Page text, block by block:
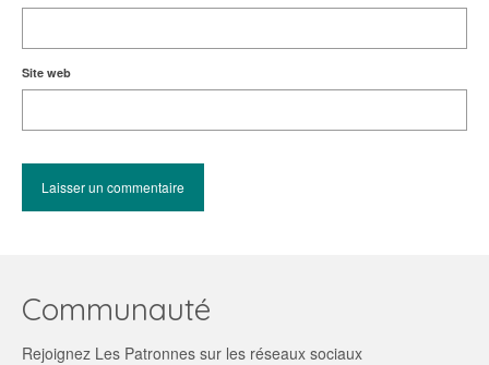
Site web
Communauté
Rejoignez Les Patronnes sur les réseaux sociaux